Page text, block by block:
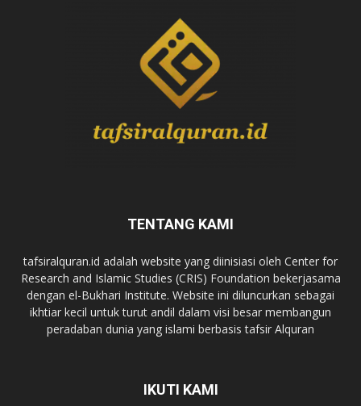
TENTANG KAMI
tafsiralquran.id adalah website yang diinisiasi oleh Center for
Research and Islamic Studies (CRIS) Foundation bekerjasama
dengan el-Bukhari Institute. Website ini diluncurkan sebagai
ikhtiar kecil untuk turut andil dalam visi besar membangun
peradaban dunia yang islami berbasis tafsir Alquran
IKUTI KAMI